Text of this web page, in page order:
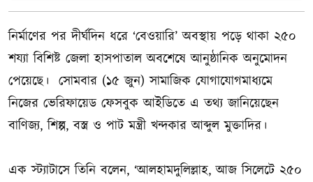
নির্মাণের পর দীর্ঘদিন ধরে ‘বেওয়ারি’ অবস্থায় পড়ে থাকা ২৫০
শয্যা বিশিষ্ট জেলা হাসপাতাল অবশেষে আনুষ্ঠানিক অনুমোদন
পেয়েছে। সোমবার (১৫ জুন) সামাজিক যোগাযোগমাধ্যমে
নিজের ভেরিফায়েড ফেসবুক আইডিতে এ তথ্য জানিয়েছেন
বাণিজ্য, শিল্প, বস্ত্র ও পাট মন্ত্রী খন্দকার আব্দুল মুক্তাদির।
এক স্ট্যাটাসে তিনি বলেন, ‘আলহামদুলিল্লাহ, আজ সিলেটে ২৫০